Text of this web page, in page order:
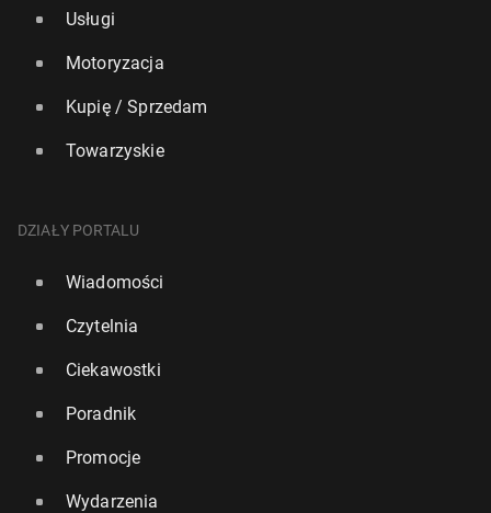
Usługi
Motoryzacja
Kupię / Sprzedam
Towarzyskie
DZIAŁY PORTALU
Wiadomości
Czytelnia
Ciekawostki
Poradnik
Promocje
Wydarzenia